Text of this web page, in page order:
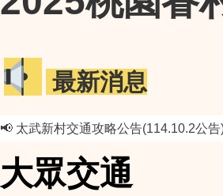
最新消息
📢 太武新村交通攻略公告(114.10.2公告
大眾交通